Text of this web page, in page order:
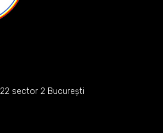
sector 2 București